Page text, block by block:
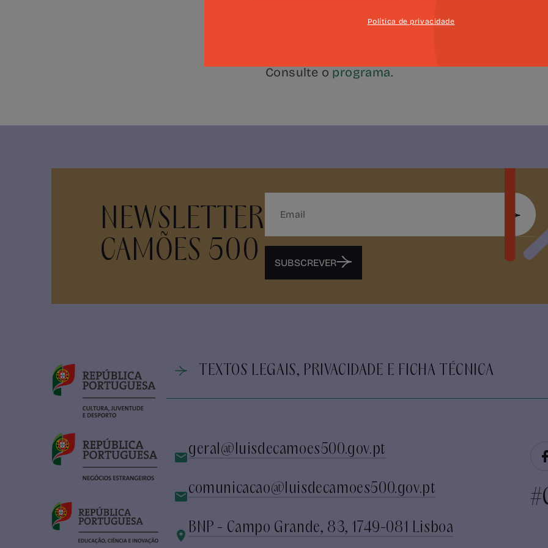
Consulte o programa.
NEWSLETTER
CAMÕES 500
SUBSCREVER
TEXTOS LEGAIS, PRIVACIDADE E FICHA TÉCNICA
geral@luisdecamoes500.gov.pt
comunicacao@luisdecamoes500.gov.pt
BNP - Campo Grande, 83, 1749-081 Lisboa
Política de privacidade